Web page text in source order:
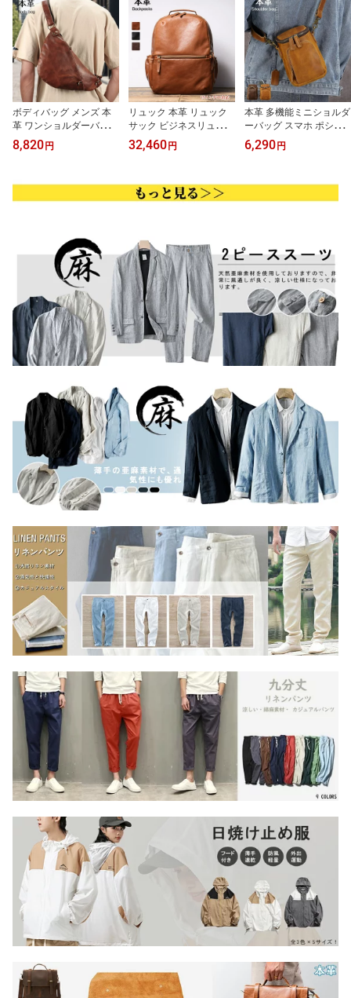
ボディバッグ メンズ 本
革 ワンショルダーバック
メンズバッグ 肩かけ 肩
掛け 多機能ショルダーバ
歩ジョギング ランニング
かばん 腰 鞄
8,820円
リュック 本革 リュック
サック ビジネスリュック
プルアップレザー 革 デ
イパック メンズバックパ
パソコンバッグ PCリュ
ック 防水 通勤 通学 旅行
32,460円
本革 多機能ミニショルダ
ーバッグ スマホ ポシェ
ット メンズ 縦 小型のバ
ッグ メンズバッグ 斜め
革 ミニバッグ 男性 30代
ト 誕生日
6,290円